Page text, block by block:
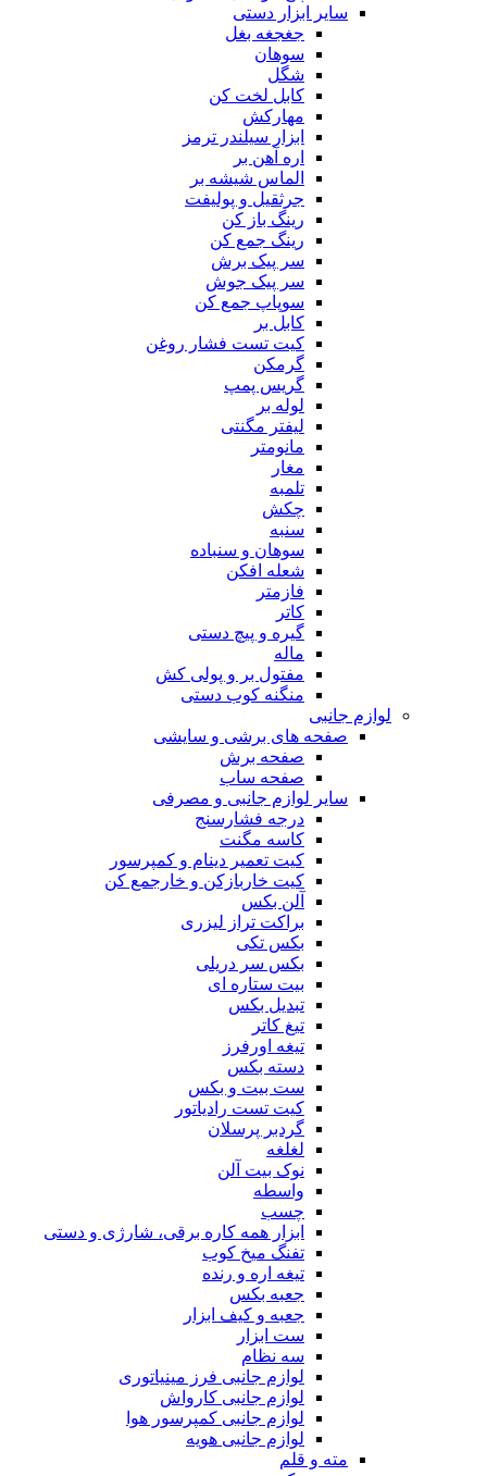
سایر ابزار دستی
جغجغه بغل
سوهان
شگل
کابل لخت کن
مهارکش
ابزار سیلندر ترمز
اره آهن بر
الماس شیشه بر
جرثقیل و پولیفت
رینگ باز کن
رینگ جمع کن
سر پیک برش
سر پیک جوش
سوپاپ جمع کن
کابل بر
کیت تست فشار روغن
گرمکن
گریس پمپ
لوله بر
لیفتر مگنتی
مانومتر
مغار
تلمبه
چکش
سنبه
سوهان و سنباده
شعله افکن
فازمتر
کاتر
گیره و پیچ دستی
ماله
مفتول بر و پولی کش
منگنه کوب دستی
لوازم جانبی
صفحه های برشی و سایشی
صفحه برش
صفحه ساب
سایر لوازم جانبی و مصرفی
درجه فشارسنج
کاسه مگنت
کیت تعمیر دینام و کمپرسور
کیت خاربازکن و خارجمع کن
آلن بکس
براکت تراز لیزری
بکس تکی
بکس سر دریلی
بیت ستاره ای
تبدیل بکس
تیغ کاتر
تیغه اورفرز
دسته بکس
ست بیت و بکس
کیت تست رادیاتور
گردبر پرسلان
لغلغه
نوک بیت آلن
واسطه
چسب
ابزار همه کاره برقی، شارژی و دستی
تفنگ میخ کوب
تیغه اره و رنده
جعبه بکس
جعبه و کیف ابزار
ست ابزار
سه نظام
لوازم جانبی فرز مینیاتوری
لوازم جانبی کارواش
لوازم جانبی کمپرسور هوا
لوازم جانبی هویه
مته و قلم